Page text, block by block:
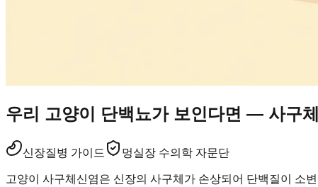
우리 고양이 단백뇨가 보인다면 — 사구
신장질병 가이드 멍실장 수의학 자문단
고양이 사구체신염은 신장의 사구체가 손상되어 단백질이 소